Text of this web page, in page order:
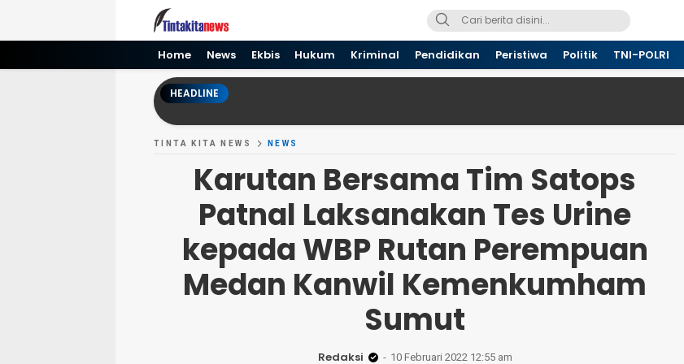
Tinta kita News
Informasi Terkini
Home News Ekbis Hukum Kriminal Pendidikan Peristiwa Politik TNI-POLRI
HEADLINE
TINTA KITA NEWS NEWS
Karutan Bersama Tim Satops
Patnal Laksanakan Tes Urine
kepada WBP Rutan Perempuan
Medan Kanwil Kemenkumham
Sumut
Redaksi 10 Februari 2022 12:55 am